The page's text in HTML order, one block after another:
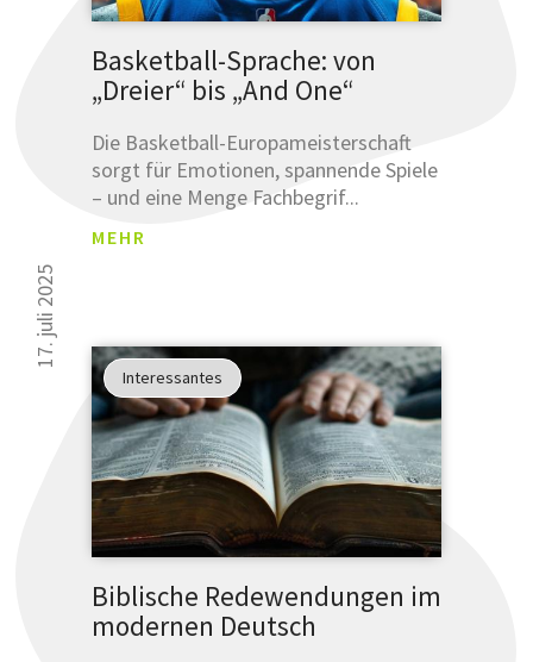
Basketball-Sprache: von
„Dreier“ bis „And One“
Die Basketball-Europameisterschaft
sorgt für Emotionen, spannende Spiele
– und eine Menge Fachbegrif...
MEHR
17. juli 2025
Interessantes
Biblische Redewendungen im
modernen Deutsch
Klicken und